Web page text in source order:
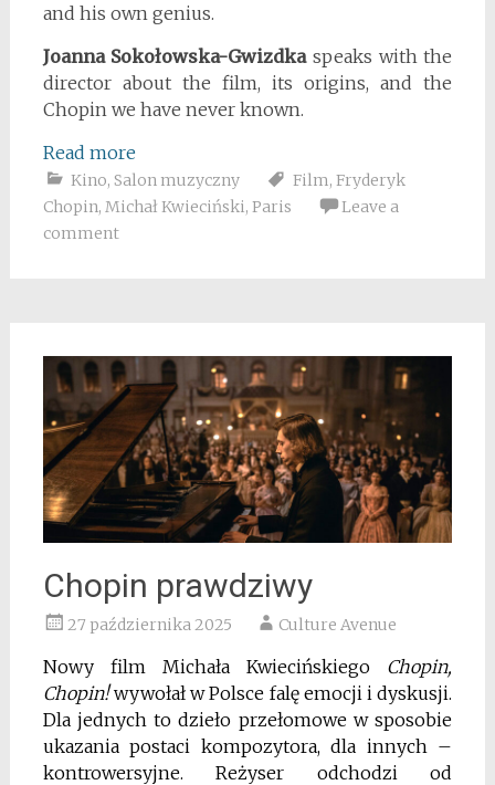
and his own genius.
Joanna Sokołowska-Gwizdkaspeaks with the
director about the film, its origins, and the
Chopin we have never known.
Read more
Kino, Salon muzyczny Film, Fryderyk
Chopin, Michał Kwieciński, Paris
Leave a
comment
Chopin prawdziwy
27 października 2025 Culture Avenue
Nowy film Michała Kwiecińskiego Chopin,
Chopin!wywołał w Polsce falę emocji i dyskusji.
Dla jednych to dzieło przełomowe w sposobie
ukazania postaci kompozytora, dla innych –
kontrowersyjne. Reżyser odchodzi od